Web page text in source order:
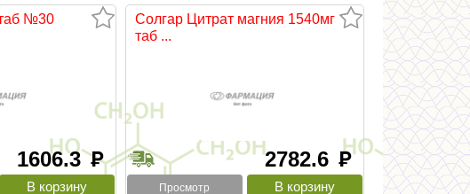
№30
1606.3руб
Солгар Цитрат магния 1540мг
таб ...
2782.6 руб
Просмотр